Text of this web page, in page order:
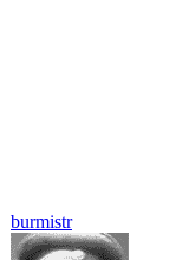
burmistr